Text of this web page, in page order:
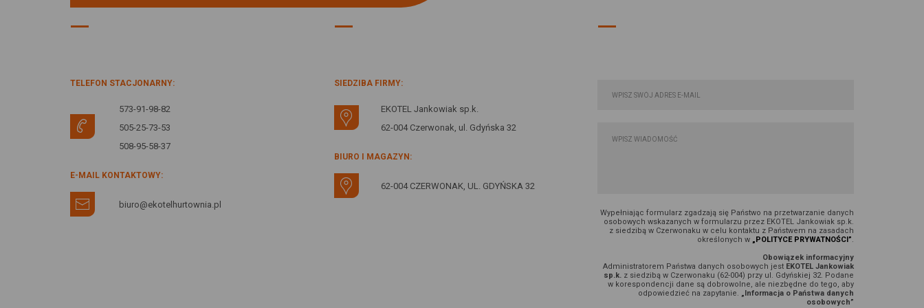
TELEFON STACJONARNY:
573-91-98-82
505-25-73-53
508-95-58-37
E-MAIL KONTAKTOWY:
biuro@ekotelhurtownia.pl
SIEDZIBA FIRMY:
EKOTEL Jankowiak sp.k.
62-004 Czerwonak, ul. Gdyńska 32
BIURO I MAGAZYN:
62-004 CZERWONAK, UL. GDYŃSKA 32
Wypełniając formularz zgadzają się Państwo na przetwarzanie danych
osobowych wskazanych w formularzu przez EKOTEL Jankowiak sp.k.
z siedzibą w Czerwonaku w celu kontaktu z Państwem na zasadach
określonych w „POLITYCE PRYWATNOŚCI”.
Obowiązek informacyjny
Administratorem Państwa danych osobowych jest EKOTEL Jankowiak
sp.k. z siedzibą w Czerwonaku (62-004) przy ul. Gdyńskiej 32. Podane
w korespondencji dane są dobrowolne, ale niezbędne do tego, aby
odpowiedzieć na zapytanie. „Informacja o Państwa danych
osobowych”